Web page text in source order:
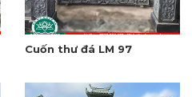
Cuốn thư đá LM 97